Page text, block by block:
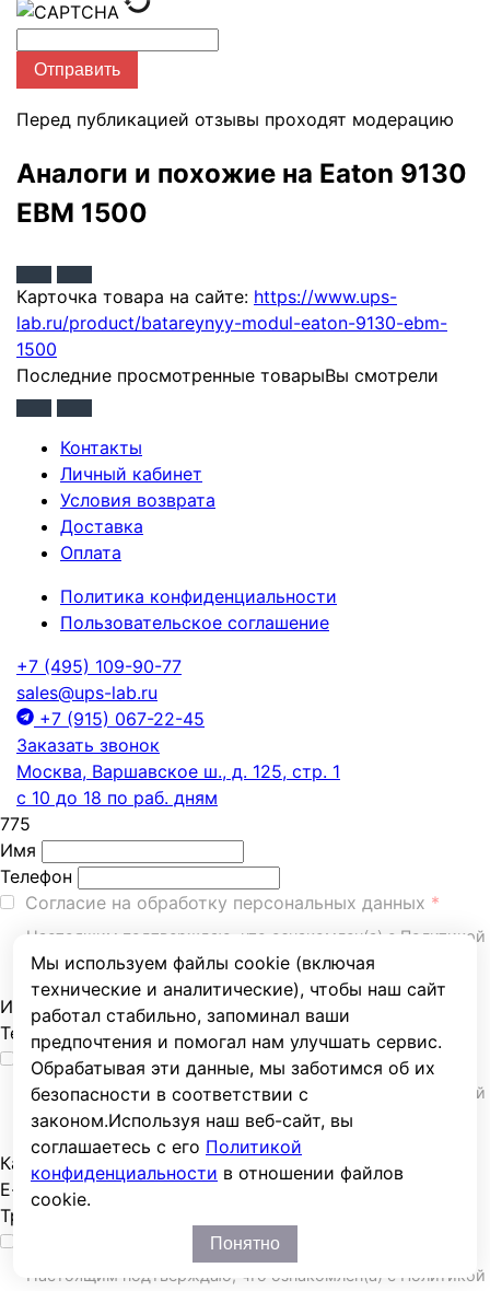
Мы используем файлы cookie (включая
технические и аналитические), чтобы наш сайт
работал стабильно, запоминал ваши
предпочтения и помогал нам улучшать сервис.
Обрабатывая эти данные, мы заботимся об их
безопасности в соответствии с
законом.Используя наш веб-сайт, вы
соглашаетесь с его Политикой
конфиденциальности в отношении файлов
cookie.
Понятно
Отправить
Перед публикацией отзывы проходят модерацию
Аналоги и похожие на Eaton 9130
EBM 1500
Карточка товара на сайте: https://www.ups-
lab.ru/product/batareynyy-modul-eaton-9130-ebm-
1500
Последние просмотренные товарыВы смотрели
Контакты
Личный кабинет
Условия возврата
Доставка
Оплата
Политика конфиденциальности
Пользовательское соглашение
+7 (495) 109-90-77
sales@ups-lab.ru
+7 (915) 067-22-45
Заказать звонок
Москва, Варшавское ш., д. 125, стр. 1
с 10 до 18 по раб. дням
775
Имя
Телефон
Согласие на обработку персональных данных
Настоящим подтверждаю, что ознакомлен(а) с Политикой
обработкиперсональных данных ООО «ТУЛЗ-ЭНЕРГО»
даю своё согласие на обработкуперсональных данных
Имя
Телефон
Согласие на обработку персональных данных
Настоящим подтверждаю, что ознакомлен(а) с Политикой
обработкиперсональных данных ООО «ТУЛЗ-ЭНЕРГО»
даю своё согласие на обработку
персональных данных
Каталог
E-mail или телефон
Требуемая цена
Согласие на обработку персональных данных
Настоящим подтверждаю, что ознакомлен(а) с Политикой